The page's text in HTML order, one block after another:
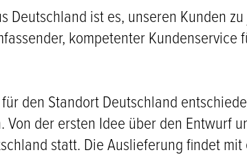
Deutschland ist es, unseren Kunden
kompetenter Kundenservice
den Standort Deutschland
der ersten Idee über den Entwurf
statt. Die Auslieferung findet